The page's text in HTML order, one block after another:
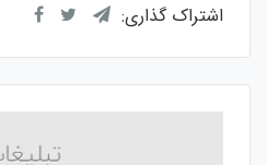
اشتراک گذاری: